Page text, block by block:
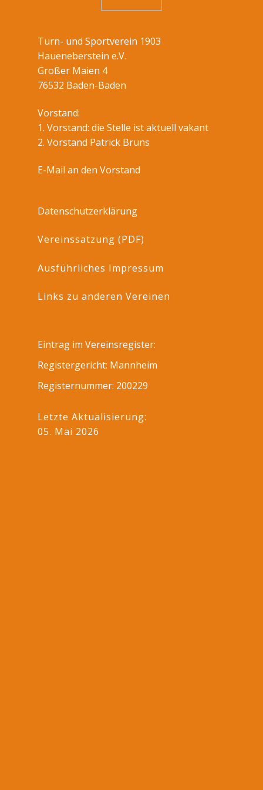
Turn- und Sportverein 1903
Haueneberstein e.V.
Großer Maien 4
76532 Baden-Baden
Vorstand:
1. Vorstand: die Stelle ist aktuell vakant
2. Vorstand Patrick Bruns
E-Mail an den Vorstand
Datenschutzerklärung
Vereinssatzung (PDF)
Ausführliches Impressum
Links zu anderen Vereinen
Eintrag im Vereinsregister:
Registergericht: Mannheim
Registernummer: 200229
Letzte Aktualisierung:
05. Mai 2026